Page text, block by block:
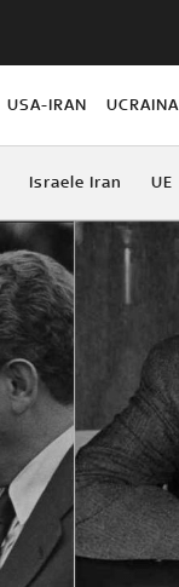
USA-IRAN UCRAINA
Israele Iran UE